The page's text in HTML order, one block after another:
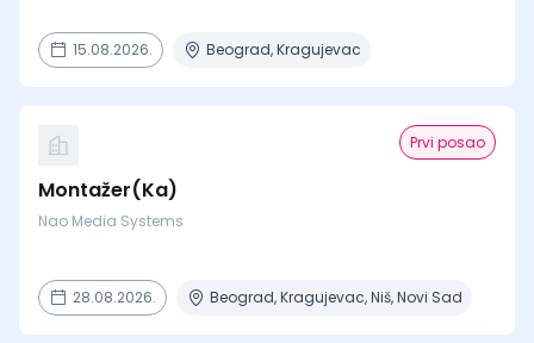
15.08.2026. Beograd, Kragujevac
Prvi posao
Montažer(Ka)
Nao Media Systems
28.08.2026. Beograd, Kragujevac, Niš, Novi Sad